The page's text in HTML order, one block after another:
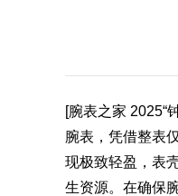
[腕表之家 2025“
腕表 ，凭借整表
现极致轻盈，表
生资源。在确保